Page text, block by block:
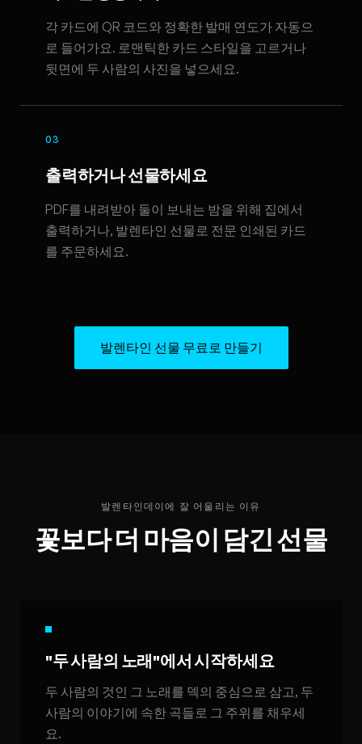
각 카드에 QR 코드와 정확한 발매 연도가 자동으
로 들어가요. 로맨틱한 카드 스타일을 고르거나
뒷면에 두 사람의 사진을 넣으세요.
03
출력하거나 선물하세요
PDF를 내려받아 둘이 보내는 밤을 위해 집에서
출력하거나, 발렌타인 선물로 전문 인쇄된 카드
를 주문하세요.
발렌타인 선물 무료로 만들기
발렌타인데이에 잘 어울리는 이유
꽃보다 더 마음이 담긴 선물
"두 사람의 노래"에서 시작하세요
두 사람의 것인 그 노래를 덱의 중심으로 삼고, 두
사람의 이야기에 속한 곡들로 그 주위를 채우세
요.